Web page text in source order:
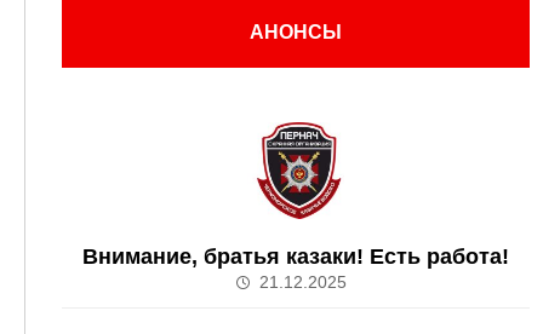
АНОНСЫ
Внимание, братья казаки! Есть работа!
21.12.2025